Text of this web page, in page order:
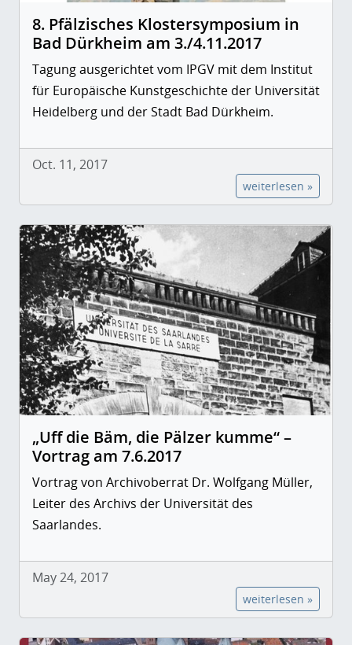
8. Pfälzisches Klostersymposium in
Bad Dürkheim am 3./4.11.2017
Tagung ausgerichtet vom IPGV mit dem Institut
für Europäische Kunstgeschichte der Universität
Heidelberg und der Stadt Bad Dürkheim.
Oct. 11, 2017
weiterlesen »
„Uff die Bäm, die Pälzer kumme“ –
Vortrag am 7.6.2017
Vortrag von Archivoberrat Dr. Wolfgang Müller,
Leiter des Archivs der Universität des
Saarlandes.
May 24, 2017
weiterlesen »